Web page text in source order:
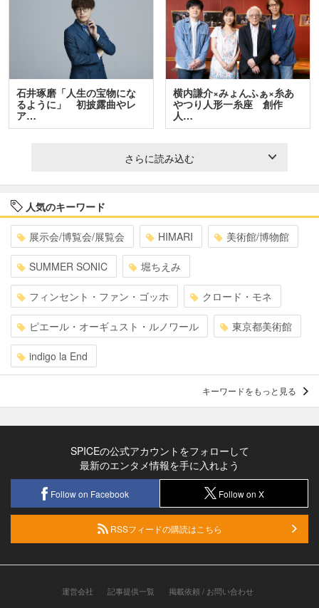
石井琢磨「人生の宝物にな
るように」 初披露曲やレ
ア…
横内謙介×みょんふぁ×糸あ
やつり人形一糸座 創作
人…
さらに読み込む
人気のキーワード
展示会/博覧会/展覧会 HIMARI 美術館/博物館
SUMMER SONIC 堀ちえみ
フィンセント・ファン・ゴッホ クロード・モネ
ピエール・オーギュスト・ルノワール 東京都美術館
indigo la End
キーワードをもっと見る
SPICEの公式アカウントをフォローして
最新のエンタメ情報を手に入れよう
Follow on Facebook Follow on X
RSSフィードの購読はこちら
運営会社 記事提供一覧
掲載依頼 / お問い合わせ